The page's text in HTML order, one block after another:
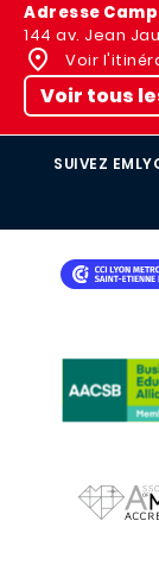
Adresse
144 av. Jean
Voir
Voir tous
SUIVEZ
IMAGE
IMAGE